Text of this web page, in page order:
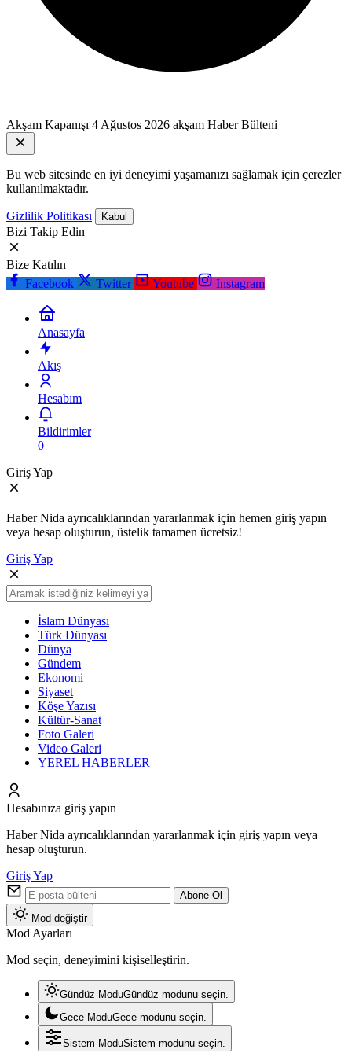
Akşam Kapanışı 4 Ağustos 2026 akşam Haber Bülteni
Bu web sitesinde en iyi deneyimi yaşamanızı sağlamak için çerezler
kullanılmaktadır.
Gizlilik Politikası Kabul
Bizi Takip Edin
Bize Katılın
Facebook
Twitter Youtube Instagram
Anasayfa
Akış
Hesabım
Bildirimler
0
Giriş Yap
Haber Nida ayrıcalıklarından yararlanmak için hemen giriş yapın
veya hesap oluşturun, üstelik tamamen ücretsiz!
Giriş Yap
İslam Dünyası
Türk Dünyası
Dünya
Gündem
Ekonomi
Siyaset
Köşe Yazısı
Kültür-Sanat
Foto Galeri
Video Galeri
YEREL HABERLER
Hesabınıza giriş yapın
Haber Nida ayrıcalıklarından yararlanmak için giriş yapın veya
hesap oluşturun.
Giriş Yap
Abone Ol
Mod değiştir
Mod Ayarları
Mod seçin, deneyimini kişiselleştirin.
Gündüz ModuGündüz modunu seçin.
Gece ModuGece modunu seçin.
Sistem ModuSistem modunu seçin.